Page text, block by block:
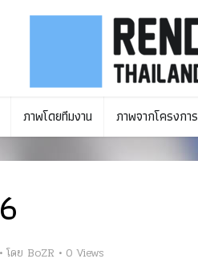
ภาพโดยทีมงาน ภาพจากโครงการ
6
โดย BoZR 0 Views